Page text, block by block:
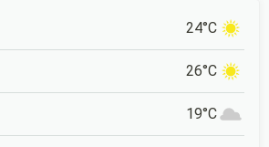
24°C
26°C
19°C